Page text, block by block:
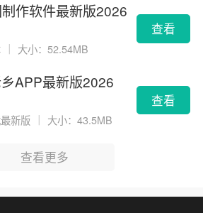
作软件最新版2026
｜ 大小：52.54MB
查看
APP最新版2026
新版 大小：43.5MB
查看
查看更多